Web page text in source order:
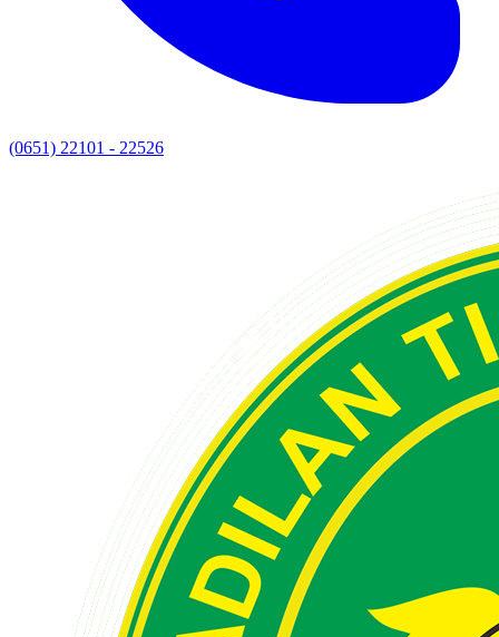
(0651) 22101 - 22526